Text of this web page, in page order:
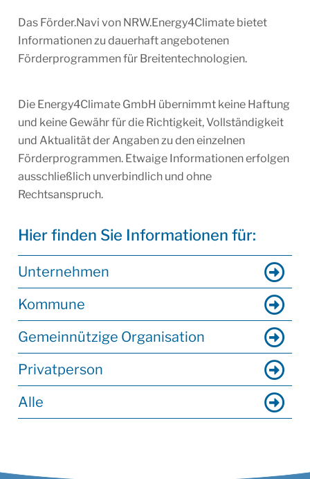
Das Förder.Navi von NRW.Energy4Climate bietet
Informationen zu dauerhaft angebotenen
Förderprogrammen für Breitentechnologien.
Die Energy4Climate GmbH übernimmt keine Haftung
und keine Gewähr für die Richtigkeit, Vollständigkeit
und Aktualität der Angaben zu den einzelnen
Förderprogrammen. Etwaige Informationen erfolgen
ausschließlich unverbindlich und ohne
Rechtsanspruch.
Hier finden Sie Informationen für:
Unternehmen
Kommune
Gemeinnützige Organisation
Privatperson
Alle